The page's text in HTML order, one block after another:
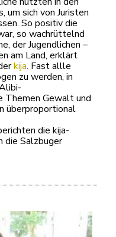
um sich von Juristen
So positiv die
so wachrüttelnd
der Jugendlichen –
am Land, erklärt
kija. Fast allle
zu werden, in
Themen Gewalt und
überproportional
die kija-
die Salzbuger